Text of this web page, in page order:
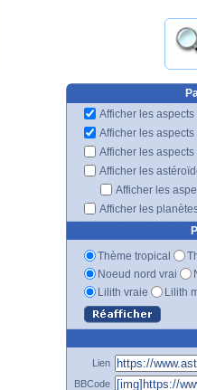
Afficher les
Afficher les
Afficher les
Afficher les
Afficher les
Afficher les
Thème tropical
Noeud nord vrai
Lilith vraie
Lilith
Lien
BBCode